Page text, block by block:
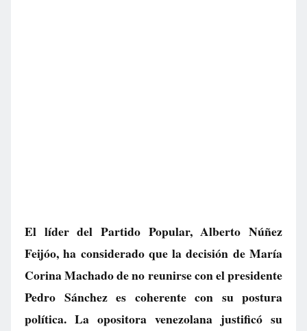
El líder del Partido Popular, Alberto Núñez
Feijóo, ha considerado que la decisión de María
Corina Machado de no reunirse con el presidente
Pedro Sánchez es coherente con su postura
política. La opositora venezolana justificó su